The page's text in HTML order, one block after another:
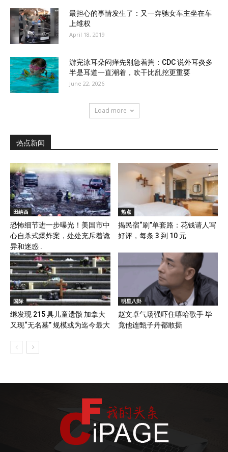
最担心的事情发生了：又一奔驰女车主坐在车
上维权
April 18, 2019
游完泳耳朵闷痒先别急着掏：CDC 说外耳炎多
半是耳道一直潮着，吹干比乱挖更重要
June 22, 2026
Load more
热点新闻
田纳西
恐怖细节进一步曝光！美国市中
心自杀式爆炸案，处处充斥着诡
异和迷惑 .
热点
揭民宿“刷”单套路：花钱请人写
好评，每条 3 到 10 元
国际
继发现 215 具儿童遗骸 加拿大
又现“无名墓” 规模或为迄今最大
明星八卦
赵文卓气场强吓住嘻哈歌手 毕
竟他连甄子丹都敢撕